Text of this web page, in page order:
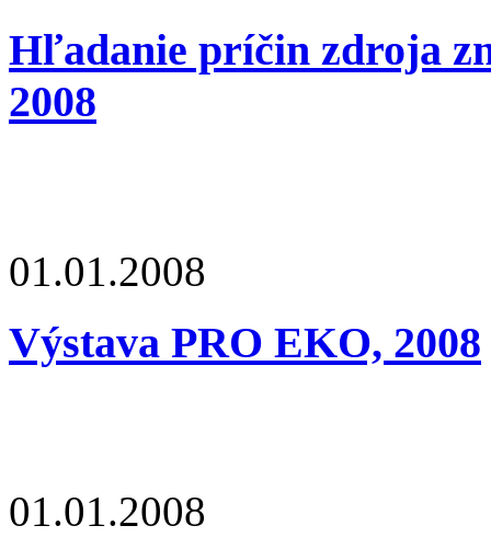
Hľadanie príčin zdroja
2008
01.01.2008
Výstava PRO EKO, 2008
01.01.2008